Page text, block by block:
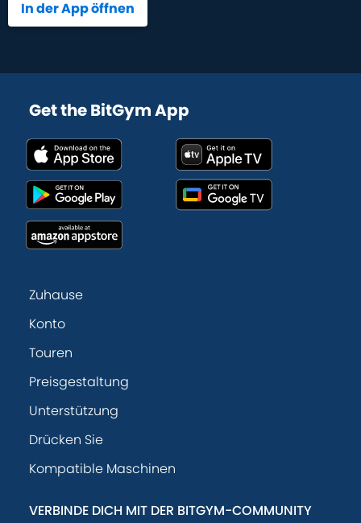
In der App öffnen
Get the BitGym App
Zuhause
Konto
Touren
Preisgestaltung
Unterstützung
Drücken Sie
Kompatible Maschinen
VERBINDE DICH MIT DER BITGYM-COMMUNITY